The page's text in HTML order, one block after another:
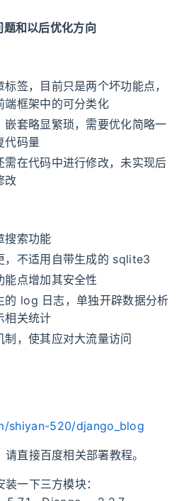
和以后优化方向
签，目前只是两个坏功能点，
端框架中的可分类化
嵌套略显繁琐，需要优化简略一
代码量
需在代码中进行修改，未实现后
改
搜索功能
，不适用自带生成的 sqlite3
能点增加其安全性
的 log 日志，单独开辟数据分析
相关统计
制，使其应对大流量访问
shiyan-520/django_blog
直接百度相关部署教程。
一下三方模块：